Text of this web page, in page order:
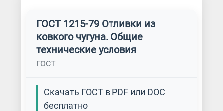
ГОСТ 1215-79 Отливки из
ковкого чугуна. Общие
технические условия
ГОСТ
Скачать ГОСТ в PDF или DOC
бесплатно